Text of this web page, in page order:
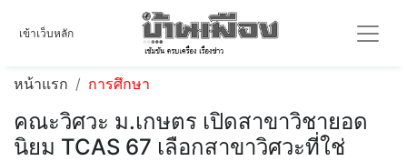
เข้าเว็บหลัก
หน้าแรก การศึกษา
คณะวิศวะ ม.เกษตร เปิดสาขาวิชายอด
นิยม TCAS 67 เลือกสาขาวิศวะที่ใช่